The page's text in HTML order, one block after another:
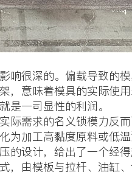
很深的。偏载导致的模
，意味着模具的实际使
是一司显性的利润。
需求的名义锁模力反
为加工高黏度原料或低
的设计，给出了一个经
，由模板与拉杆、油缸